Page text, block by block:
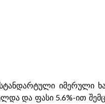
იმერული
და ფასი 5.6%-ით